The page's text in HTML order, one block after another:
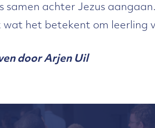
samen achter Jezus
het betekent om leerling
door Arjen Uil